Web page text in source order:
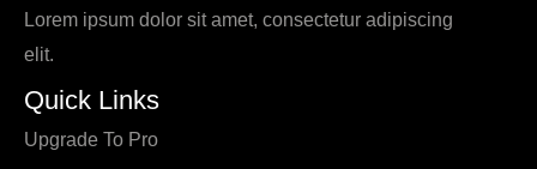
Lorem ipsum dolor sit amet, consectetur adipiscing
elit.
Quick Links
Upgrade To Pro